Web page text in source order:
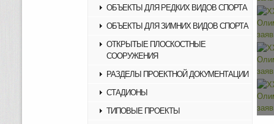
ОБЪЕКТЫ ДЛЯ РЕДКИХ ВИДОВ СПОРТА
ОБЪЕКТЫ ДЛЯ ЗИМНИХ ВИДОВ СПОРТА
ОТКРЫТЫЕ ПЛОСКОСТНЫЕ
СООРУЖЕНИЯ
РАЗДЕЛЫ ПРОЕКТНОЙ ДОКУМЕНТАЦИИ
СТАДИОНЫ
ТИПОВЫЕ ПРОЕКТЫ